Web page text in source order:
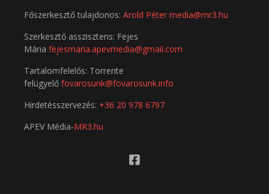
Főszerkesztő tulajdonos: Arold Péter media@mr3.hu
Szerkesztő asszisztens: Fejes
Mária fejesmaria.apevmedia@gmail.com
Tartalomfelelős: Torrente
felügyelő fovarosunk@fovarosunk.info
Hirdetésszervezés: +36 20 978 6797
APEV Média-MR3.hu